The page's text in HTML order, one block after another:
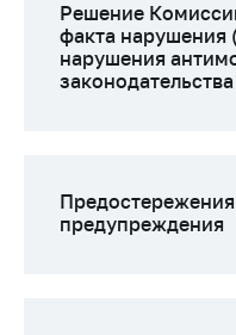
Решение
факта нарушения
нарушения
законодательства
предупреждения